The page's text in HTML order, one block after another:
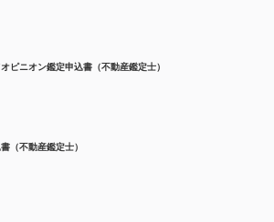
ピニオン鑑定申込書（不動産鑑定士）
（不動産鑑定士）